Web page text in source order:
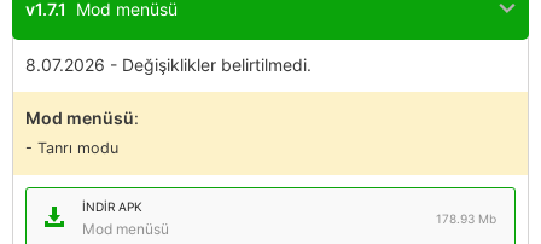
v1.7.1 Mod menüsü
8.07.2026 - Değişiklikler belirtilmedi.
Mod menüsü:
- Tanrı modu
İNDIR APK
Mod menüsü
178.93 Mb